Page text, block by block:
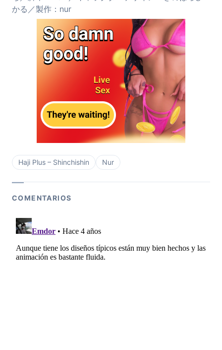
かる／製作：nur
Haji Plus – Shinchishin Nur
COMENTARIOS